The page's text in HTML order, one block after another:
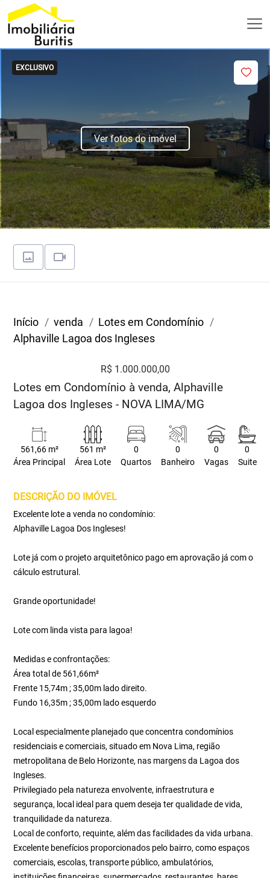
EXCLUSIVO
Ver fotos do imóvel
Início venda
Lotes em Condomínio
Alphaville Lagoa dos Ingleses
R$ 1.000.000,00
Lotes em Condomínio à venda, Alphaville
Lagoa dos Ingleses - NOVA LIMA/MG
561,66 m²
Área Principal
561 m²
Área Lote
0
Quartos
0
Banheiro
0
Vagas
0
Suite
DESCRIÇÃO DO IMÓVEL
Excelente lote a venda no condomínio:
Alphaville Lagoa Dos Ingleses!
Lote já com o projeto arquitetônico pago em aprovação já com o
cálculo estrutural.
Grande oportunidade!
Lote com linda vista para lagoa!
Medidas e confrontações:
Área total de 561,66m²
Frente 15,74m ; 35,00m lado direito.
Fundo 16,35m ; 35,00m lado esquerdo
Local especialmente planejado que concentra condomínios
residenciais e comerciais, situado em Nova Lima, região
metropolitana de Belo Horizonte, nas margens da Lagoa dos
Ingleses.
Privilegiado pela natureza envolvente, infraestrutura e
segurança, local ideal para quem deseja ter qualidade de vida,
tranquilidade da natureza.
Local de conforto, requinte, além das facilidades da vida urbana.
Excelente benefícios proporcionados pelo bairro, como espaços
comerciais, escolas, transporte público, ambulatórios,